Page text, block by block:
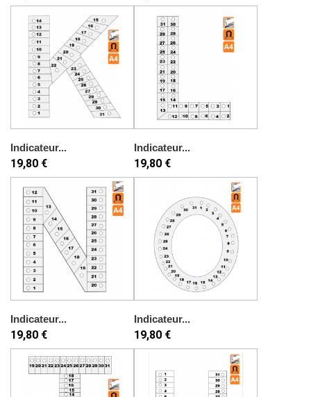
Indicateur...
19,80 €
Indicateur...
19,80 €
Indicateur...
19,80 €
Indicateur...
19,80 €